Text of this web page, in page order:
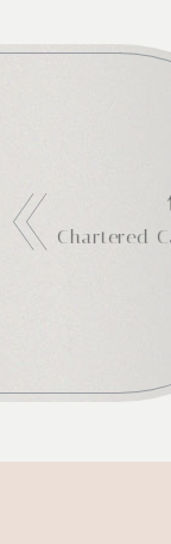
Chartered